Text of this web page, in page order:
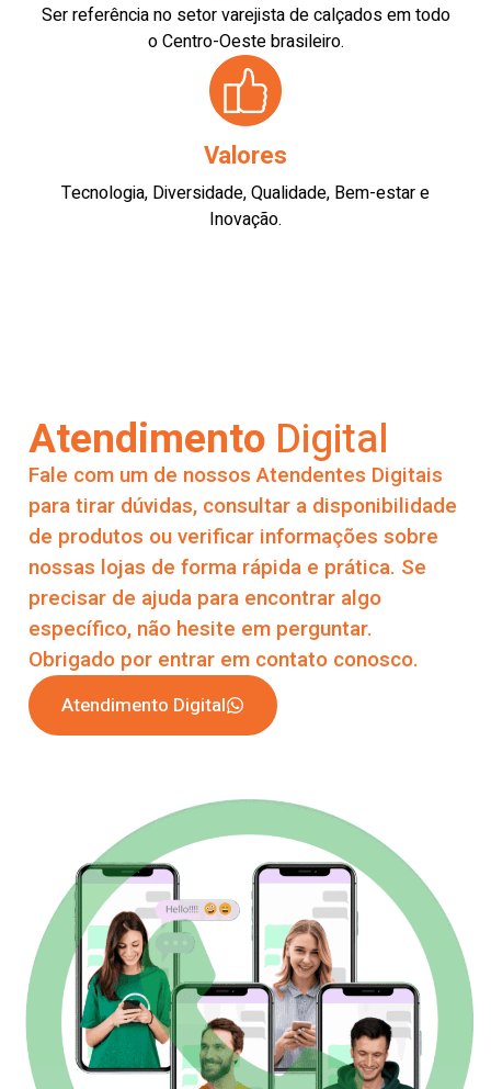
Ser referência no setor varejista de calçados em todo
o Centro-Oeste brasileiro.
Valores
Tecnologia, Diversidade, Qualidade, Bem-estar e
Inovação.
Atendimento Digital
Fale com um de nossos Atendentes Digitais
para tirar dúvidas, consultar a disponibilidade
de produtos ou verificar informações sobre
nossas lojas de forma rápida e prática. Se
precisar de ajuda para encontrar algo
específico, não hesite em perguntar.
Obrigado por entrar em contato conosco.
Atendimento Digital